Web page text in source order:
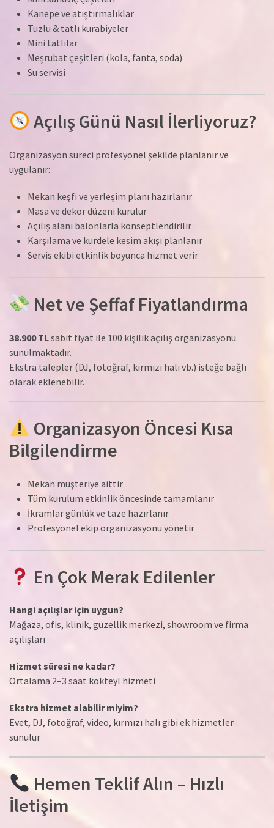
Kanepe ve atıştırmalıklar
Tuzlu & tatlı kurabiyeler
Mini tatlılar
Meşrubat çeşitleri (kola, fanta, soda)
Su servisi
Açılış Günü Nasıl İlerliyoruz?
Organizasyon süreci profesyonel şekilde planlanır ve
uygulanır:
Mekan keşfi ve yerleşim planı hazırlanır
Masa ve dekor düzeni kurulur
Açılış alanı balonlarla konseptlendirilir
Karşılama ve kurdele kesim akışı planlanır
Servis ekibi etkinlik boyunca hizmet verir
Net ve Şeffaf Fiyatlandırma
38.900 TLsabit fiyat ile 100 kişilik açılış organizasyonu
sunulmaktadır.
Ekstra talepler (DJ, fotoğraf, kırmızı halı vb.) isteğe bağlı
olarak eklenebilir.
Organizasyon Öncesi Kısa
Bilgilendirme
Mekan müşteriye aittir
Tüm kurulum etkinlik öncesinde tamamlanır
İkramlar günlük ve taze hazırlanır
Profesyonel ekip organizasyonu yönetir
En Çok Merak Edilenler
Hangi açılışlar için uygun?
Mağaza, ofis, klinik, güzellik merkezi, showroom ve firma
açılışları
Hizmet süresi ne kadar?
Ortalama 2–3 saat kokteyl hizmeti
Ekstra hizmet alabilir miyim?
Evet, DJ, fotoğraf, video, kırmızı halı gibi ek hizmetler
sunulur
Hemen Teklif Alın – Hızlı
İletişim